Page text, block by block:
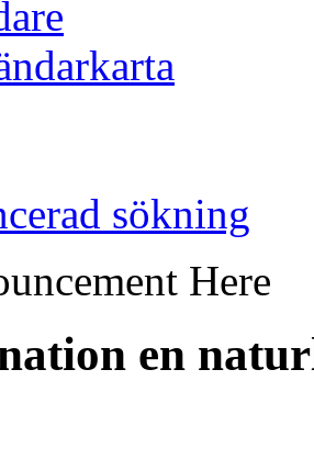
sökning
Here
en